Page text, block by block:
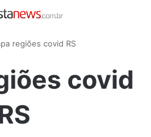
regiões covid RS
covid